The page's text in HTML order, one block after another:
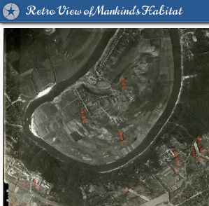
Retro View of Mankind's Habitat